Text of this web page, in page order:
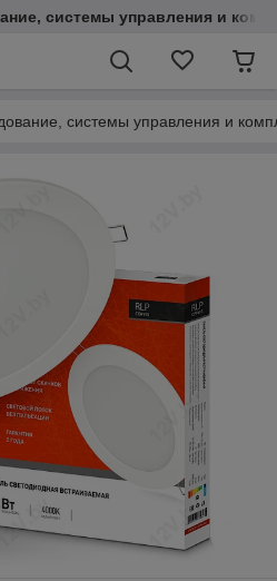
системы управления и
системы управления и